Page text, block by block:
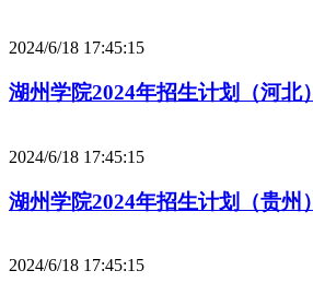
2024/6/18 17:45:15
湖州学院2024年招生计划（河北）
2024/6/18 17:45:15
湖州学院2024年招生计划（贵州）
2024/6/18 17:45:15